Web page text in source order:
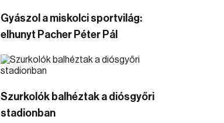
Gyászol a miskolci sportvilág:
elhunyt Pacher Péter Pál
Szurkolók balhéztak a diósgyőri
stadionban